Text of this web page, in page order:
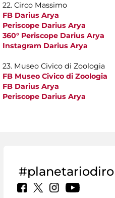
22. Circo Massimo
FB Darius Arya
Periscope Darius Arya
360° Periscope Darius Arya
Instagram Darius Arya
23. Museo Civico di Zoologia
FB Museo Civico di Zoologia
FB Darius Arya
Periscope Darius Arya